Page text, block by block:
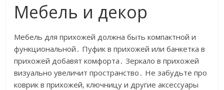
Мебель и декор
Мебель для прихожей должна быть компактной и
функциональной․ Пуфик в прихожей или банкетка в
прихожей добавят комфорта․ Зеркало в прихожей
визуально увеличит пространство․ Не забудьте про
коврик в прихожей, ключницу и другие аксессуары